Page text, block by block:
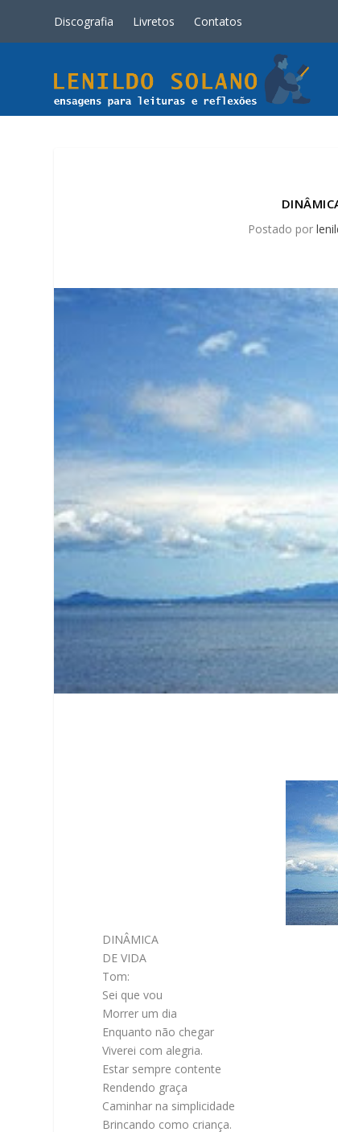
Discografia Livretos Contatos
Postado por
DINÂMICA
DE VIDA
Tom:
Sei que vou
Morrer um dia
Enquanto não chegar
Viverei com alegria.
Estar sempre contente
Rendendo graça
Caminhar na simplicidade
Brincando como criança.